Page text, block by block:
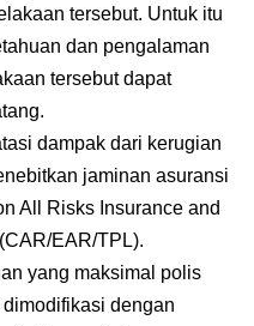
tersebut. Untuk itu
dan pengalaman
tersebut dapat
dampak dari kerugian
jaminan asuransi
All Risks Insurance and
EAR/TPL).
yang maksimal polis
dengan